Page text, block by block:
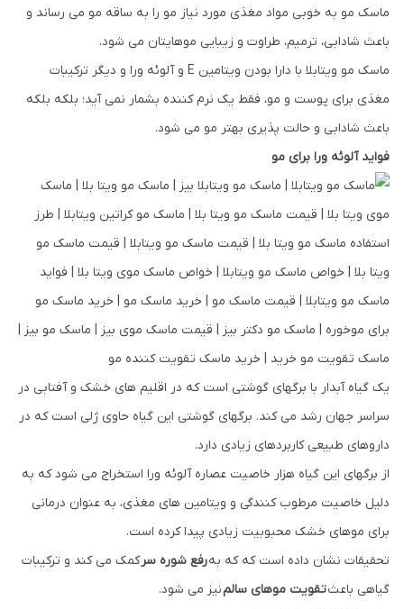
ماسک مو به خوبی مواد مغذی مورد نیاز مو را به ساقه مو می رساند و
باعث شادابی، ترمیم، طراوت و زیبایی موهایتان می شود.
ماسک مو ویتابلا با دارا بودن ویتامین E و آلوئه ورا و دیگر ترکیبات
مغذی برای پوست و مو، فقط یک نرم کننده بشمار نمی آید؛ بلکه بلکه
باعث شادابی و حالت پذیری بهتر مو می شود.
فواید آلوئه ورا برای مو
یک گیاه آبدار با برگهای گوشتی است که در اقلیم های خشک و آفتابی در
سراسر جهان رشد می کند. برگهای گوشتی این گیاه حاوی ژلی است که در
داروهای طبیعی کاربردهای زیادی دارد.
از برگهای این گیاه هزار خاصیت عصاره آلوئه ورا استخراج می شود که به
دلیل خاصیت مرطوب کنندگی و ویتامین های مغذی، به عنوان درمانی
برای موهای خشک محبوبیت زیادی پیدا کرده است.
تحقیقات نشان داده است که که بهرفع شوره سرکمک می کند و ترکیبات
گیاهی باعثتقویت موهای سالمنیز می شود.